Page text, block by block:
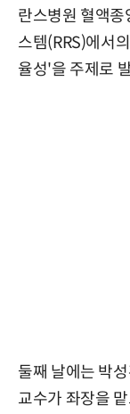
란스병원 혈액
스템(RRS)에서
율성'을 주제로
둘째 날에는 박
교수가 좌장을